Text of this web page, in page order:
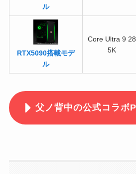
ル
RTX5090搭載モデ
ル
Core Ultra 9 28
5K
父ノ背中の公式コラボ